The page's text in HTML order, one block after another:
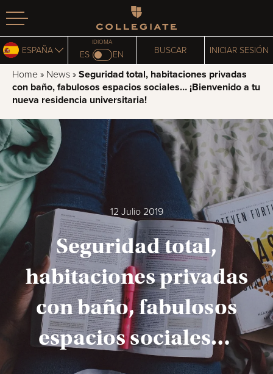
Homepage
ESPAÑA ES
IDIOMA
EN BUSCAR INICIAR SESIÓN
Home » News » Seguridad total, habitaciones privadas
con baño, fabulosos espacios sociales… ¡Bienvenido a tu
nueva residencia universitaria!
12 Julio 2019
Seguridad total,
habitaciones privadas
con baño, fabulosos
espacios sociales…